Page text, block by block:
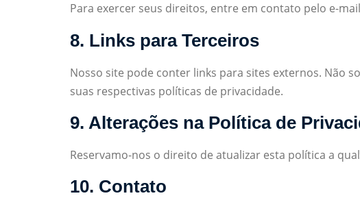
Para exercer seus direitos, entre em contato pelo e-
8. Links para Terceiros
Nosso site pode conter links para sites externos. Não
suas respectivas políticas de privacidade.
9. Alterações na Política de
Reservamo-nos o direito de atualizar esta política a
10. Contato